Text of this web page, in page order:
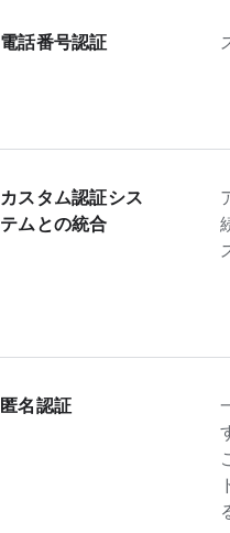
電話番号認証
カスタム認証シス
テムとの統合
匿名認証